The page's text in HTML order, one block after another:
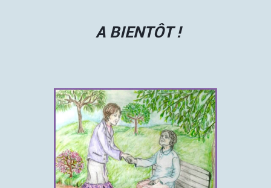
A BIENTÔT !